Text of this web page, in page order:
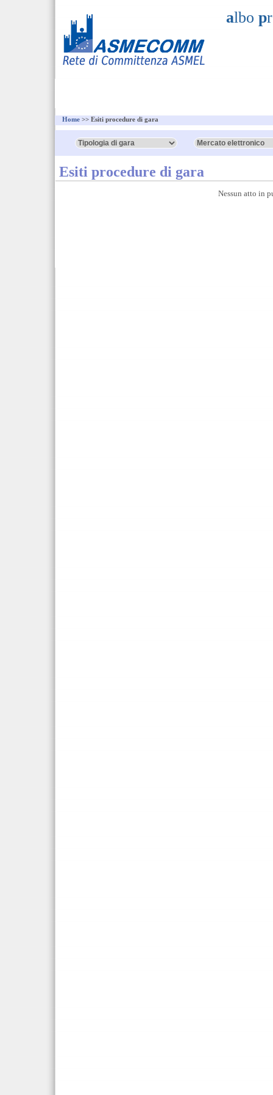
albo p
Home >> Esiti procedure di gara
Esiti procedure di gara
Nessun atto in